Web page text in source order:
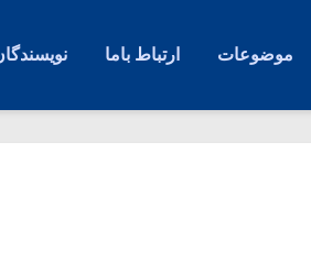
موضوعات ارتباط باما